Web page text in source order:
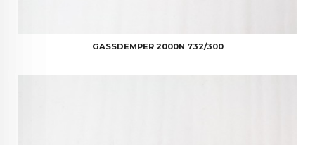
GASSDEMPER 2000N 732/300